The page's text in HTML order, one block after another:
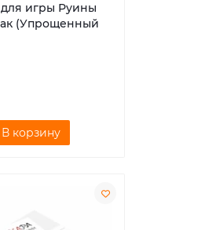
игры Руины
(Упрощенный
В корзину